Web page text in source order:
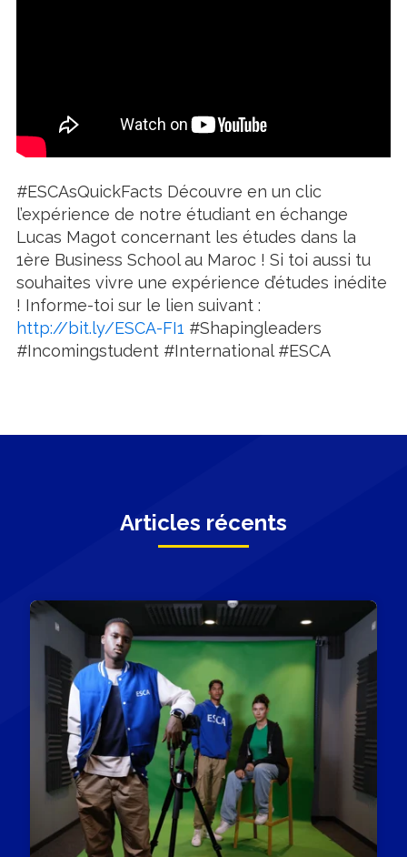
#ESCAsQuickFacts Découvre en un clic
l’expérience de notre étudiant en échange
Lucas Magot concernant les études dans la
1ère Business School au Maroc ! Si toi aussi tu
souhaites vivre une expérience d’études inédite
! Informe-toi sur le lien suivant :
http://bit.ly/ESCA-FI1 #Shapingleaders
#Incomingstudent #International #ESCA
Articles récents